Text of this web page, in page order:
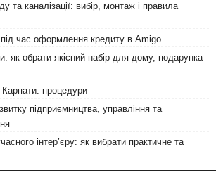
та каналізації: вибір, монтаж і правила
час оформлення кредиту в Amigo
як обрати якісний набір для дому, подарунка
Карпати: процедури
підприємництва, управління та
інтер’єру: як вибрати практичне та